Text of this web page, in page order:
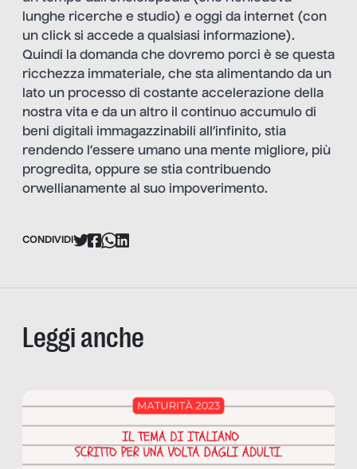
lunghe ricerche e studio) e oggi da internet (con
un click si accede a qualsiasi informazione).
Quindi la domanda che dovremo porci è se questa
ricchezza immateriale, che sta alimentando da un
lato un processo di costante accelerazione della
nostra vita e da un altro il continuo accumulo di
beni digitali immagazzinabili all’infinito, stia
rendendo l’essere umano una mente migliore, più
progredita, oppure se stia contribuendo
orwellianamente al suo impoverimento.
CONDIVIDI
Leggi anche